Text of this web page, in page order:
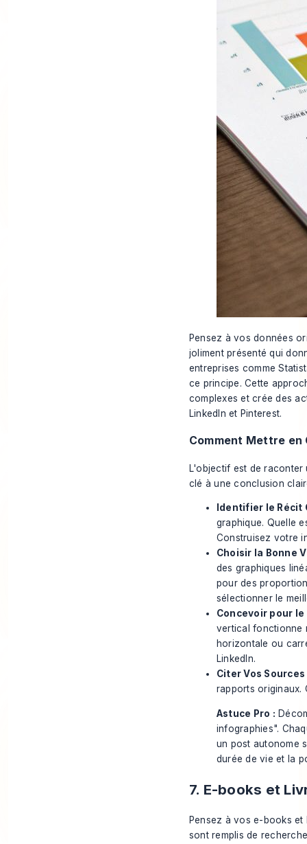
Pensez à vos données
joliment présenté qui
entreprises comme
ce principe. Cette
complexes et crée des
LinkedIn et Pinterest.
Comment Mettre
L'objectif est de
clé à une conclusion
Identifier le Récit
graphique. Quelle
Construisez votre
Choisir la Bonne
des graphiques
pour des
sélectionner le
Concevoir pour le
vertical fonctionne
horizontale ou
LinkedIn.
Citer Vos Sources
rapports originaux.
Astuce Pro :
infographies".
un post autonome
durée de vie et la
7. E-books et
Pensez à vos e-books
sont remplis de